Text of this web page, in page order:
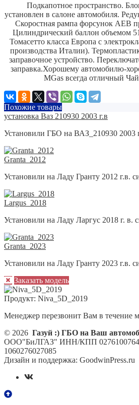
Подкапотное пространство.
установлен в салоне автомобиля.
Скоростная рампа форсунок AEB
Цилиндрический баллон объемом
Томасетто класса Европа с
производства Италии).
заправочное устройство.
заправка.Хорошему автомобилю-
MGas всегда отличный
Похожие товары
установка Ваз 210930 2003 г.в
Установили ГБО на ВАЗ_210930 2003
Granta_2012
Установили на Ладу Гранту 2012 г.в.
Largus_2018
Установили на Ладу Ларгус 2018 г. в.
Granta_2023
Установили на Ладу Гранту 2023 г.в.
Заказать модель
Продукт: Niva_5D_2019
Менеджер перезвонит Вам в течение
© 2026 Газуй :) ГБО на Ваш
ООО"БиЛГАЗ" ИНН/КПП
1060276027085
Дизайн и поддержка: GoodwinPress.ru